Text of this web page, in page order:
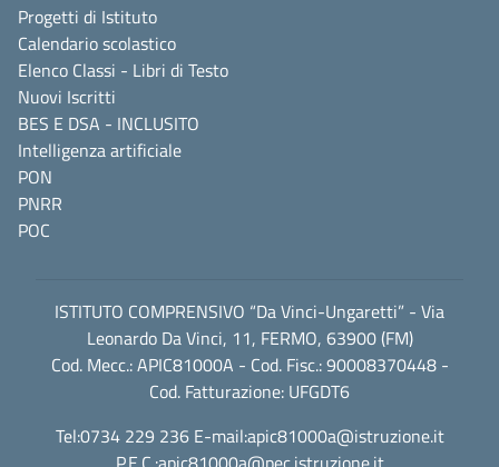
Progetti di Istituto
Calendario scolastico
Elenco Classi - Libri di Testo
Nuovi Iscritti
BES E DSA - INCLUSITO
Intelligenza artificiale
PON
PNRR
POC
ISTITUTO COMPRENSIVO “Da Vinci-Ungaretti” - Via
Leonardo Da Vinci, 11, FERMO, 63900 (FM)
Cod. Mecc.: APIC81000A - Cod. Fisc.: 90008370448 -
Cod. Fatturazione: UFGDT6
Tel:0734 229 236 E-mail:apic81000a@istruzione.it